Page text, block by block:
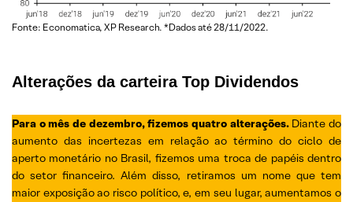
Fonte: Economatica, XP Research. *Dados até 28/11/2022.
Alterações da carteira Top Dividendos
Para o mês de dezembro, fizemos quatro alterações.Diante do
aumento das incertezas em relação ao término do ciclo de
aperto monetário no Brasil, fizemos uma troca de papéis dentro
do setor financeiro. Além disso, retiramos um nome que tem
maior exposição ao risco político, e, em seu lugar, aumentamos o